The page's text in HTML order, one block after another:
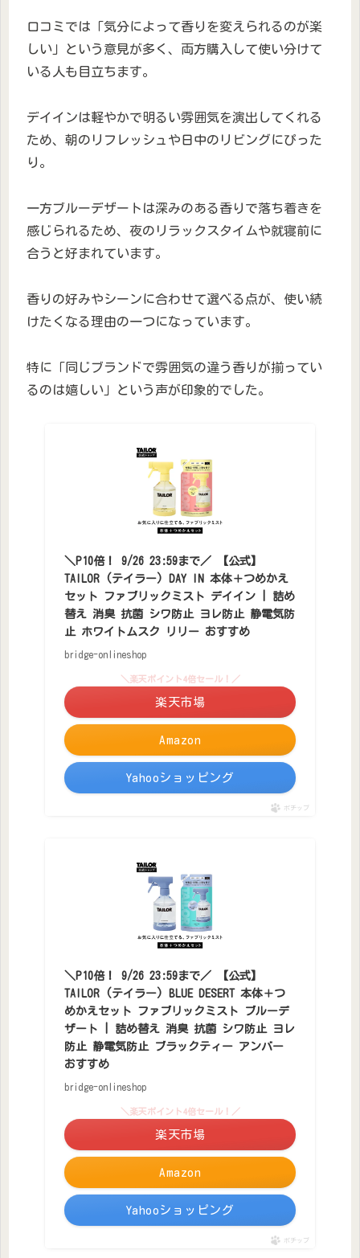
口コミでは「気分によって香りを変えられるのが楽
しい」という意見が多く、両方購入して使い分けて
いる人も目立ちます。
デイインは軽やかで明るい雰囲気を演出してくれる
ため、朝のリフレッシュや日中のリビングにぴった
り。
一方ブルーデザートは深みのある香りで落ち着きを
感じられるため、夜のリラックスタイムや就寝前に
合うと好まれています。
香りの好みやシーンに合わせて選べる点が、使い続
けたくなる理由の一つになっています。
特に「同じブランドで雰囲気の違う香りが揃ってい
るのは嬉しい」という声が印象的でした。
＼P10倍！ 9/26 23:59まで／ 【公式】
TAILOR (テイラー) DAY IN 本体＋つめかえ
セット ファブリックミスト デイイン | 詰め
替え 消臭 抗菌 シワ防止 ヨレ防止 静電気防
止 ホワイトムスク リリー おすすめ
bridge-onlineshop
Amazon
＼楽天ポイント4倍セール！／
楽天市場
Yahooショッピング
ポチップ
＼P10倍！ 9/26 23:59まで／ 【公式】
TAILOR (テイラー) BLUE DESERT 本体＋つ
めかえセット ファブリックミスト ブルーデ
ザート | 詰め替え 消臭 抗菌 シワ防止 ヨレ
防止 静電気防止 ブラックティー アンバー
おすすめ
bridge-onlineshop
Amazon
＼楽天ポイント4倍セール！／
楽天市場
Yahooショッピング
ポチップ